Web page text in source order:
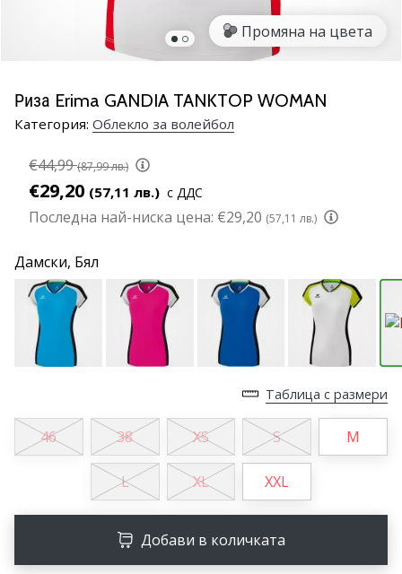
страст
като
Присъединете
се
амбасадор
марката.
11. 8. 2022
1 мин. четене
програма
WeplayVolleyball
Имате
уебсайт,
Facebook
Промяна на цвета
Риза Erima GANDIA TANKTOP WOMAN
Категория: Облекло за волейбол
€44,99 (87,99 лв.)
€29,20 (57,11 лв.) с ДДС
Последна най-ниска цена: €29,20 (57,11 лв.)
Дамски, Бял
Таблица с размери
46 38 XS S M
L XL XXL
Добави в количката